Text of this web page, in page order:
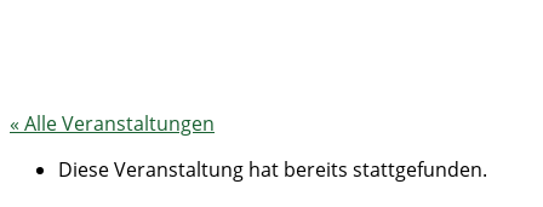
« Alle Veranstaltungen
Diese Veranstaltung hat bereits stattgefunden.